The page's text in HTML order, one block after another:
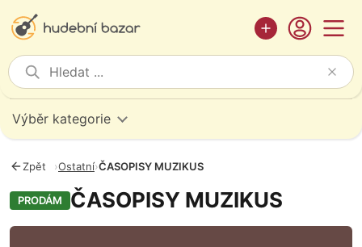
Výběr kategorie
Zpět ›Ostatní›ČASOPISY MUZIKUS
PRODÁM ČASOPISY MUZIKUS
Fotografie